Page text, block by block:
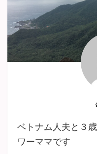
ベトナム人夫と３
ワーママです